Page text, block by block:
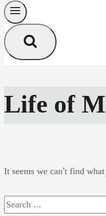
Life of
It seems we can’t find
Search
for: